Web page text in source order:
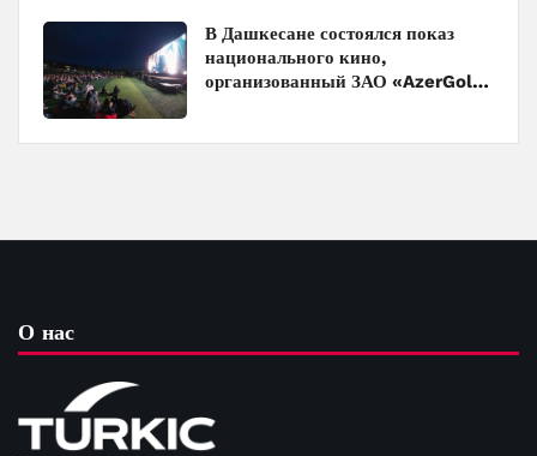
В Дашкесане состоялся показ
национального кино,
организованный ЗАО «AzerGold»
О нас